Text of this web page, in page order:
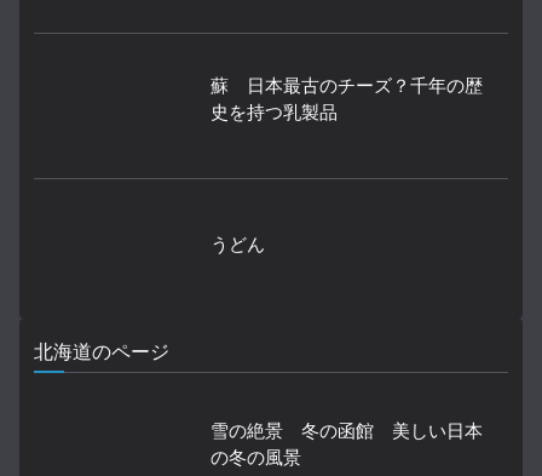
蘇 日本最古のチーズ？千年の歴
史を持つ乳製品
うどん
北海道のページ
雪の絶景 冬の函館 美しい日本
の冬の風景